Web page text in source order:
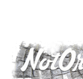
principal